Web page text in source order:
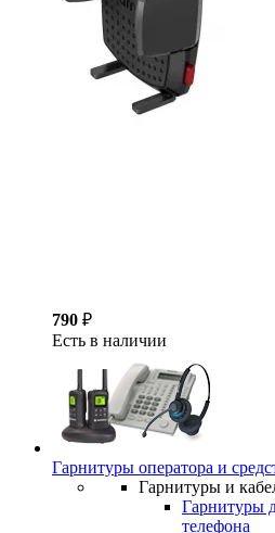
790 ₽
Есть в наличии
Гарнитуры оператора и
Гарнитуры и
Гарнитуры
телефона